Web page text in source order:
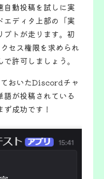
自動投稿を試しに実
エディタ上部の「実
プトが走ります。初
セス権限を求められ
許可しましょう。
おいたDiscordチャ
が投稿されている
成功です！